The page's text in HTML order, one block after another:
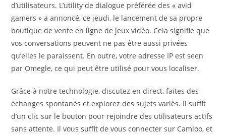
d’utilisateurs. L’utility de dialogue préférée des « avid
gamers » a annoncé, ce jeudi, le lancement de sa propre
boutique de vente en ligne de jeux vidéo. Cela signifie que
vos conversations peuvent ne pas être aussi privées
qu’elles le paraissent. En outre, votre adresse IP est seen
par Omegle, ce qui peut être utilisé pour vous localiser.
Grâce à notre technologie, discutez en direct, faites des
échanges spontanés et explorez des sujets variés. Il suffit
d’un clic sur le bouton pour rejoindre des utilisateurs actifs
sans attente. Il vous suffit de vous connecter sur Camloo, et